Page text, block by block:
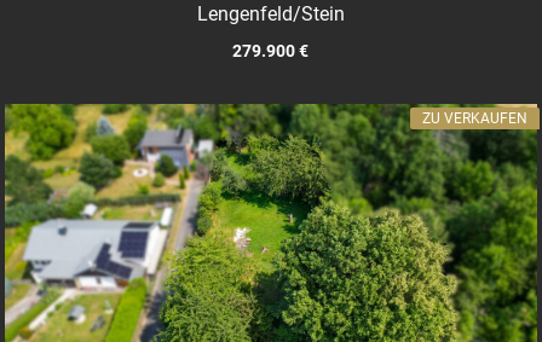
Lengenfeld/Stein
279.900 €
ZU VERKAUFEN